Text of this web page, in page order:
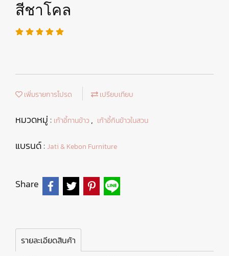
สีชาโคล
เพิ่มรายการโปรด เปรียบเทียบ
หมวดหมู่ : เก้าอี้ทานข้าว, เก้าอี้กินข้าวในสวน
แบรนด์ :Jati & Kebon Furniture
Share
รายละเอียดสินค้า